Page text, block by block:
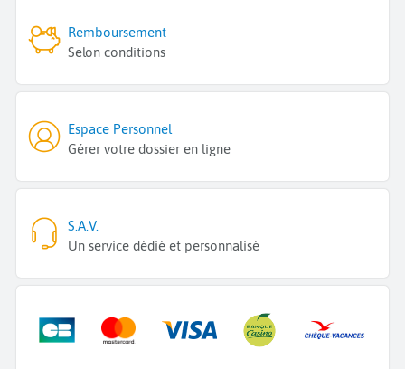
Remboursement
Selon conditions
Espace Personnel
Gérer votre dossier en ligne
S.A.V.
Un service dédié et personnalisé